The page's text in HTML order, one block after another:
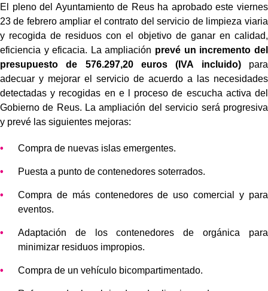
El pleno del Ayuntamiento de Reus ha aprobado este viernes
23 de febrero ampliar el contrato del servicio de limpieza viaria
y recogida de residuos con el objetivo de ganar en calidad,
eficiencia y eficacia. La ampliación prevé un incremento del
presupuesto de 576.297,20 euros (IVA incluido)para
adecuar y mejorar el servicio de acuerdo a las necesidades
detectadas y recogidas en e l proceso de escucha activa del
Gobierno de Reus. La ampliación del servicio será progresiva
y prevé las siguientes mejoras:
Compra de nuevas islas emergentes.
Puesta a punto de contenedores soterrados.
Compra de más contenedores de uso comercial y para
eventos.
Adaptación de los contenedores de orgánica para
minimizar residuos impropios.
Compra de un vehículo bicompartimentado.